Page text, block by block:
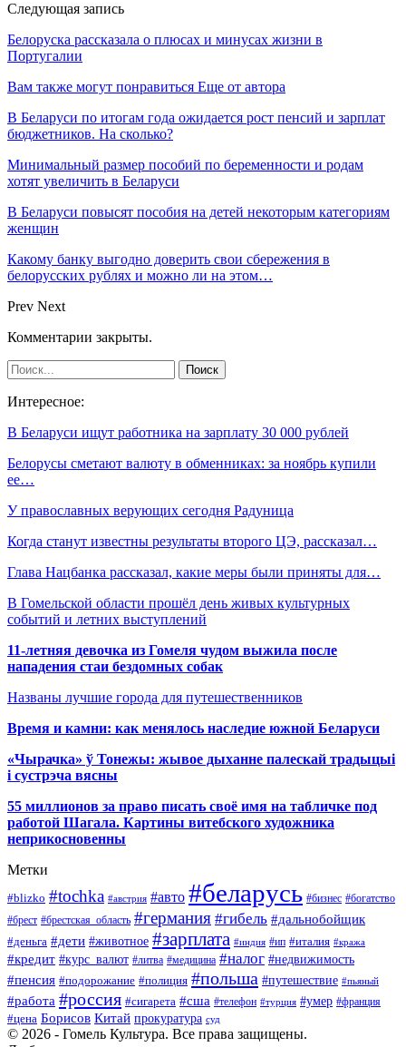
Следующая запись
Белоруска рассказала о плюсах и минусах жизни в
Португалии
Вам также могут понравиться Еще от автора
В Беларуси по итогам года ожидается рост пенсий и зарплат
бюджетников. На сколько?
Минимальный размер пособий по беременности и родам
хотят увеличить в Беларуси
В Беларуси повысят пособия на детей некоторым категориям
женщин
Какому банку выгодно доверить свои сбережения в
белорусских рублях и можно ли на этом…
Prev Next
Комментарии закрыты.
Интересное:
В Беларуси ищут работника на зарплату 30 000 рублей
Белорусы сметают валюту в обменниках: за ноябрь купили
ее…
У православных верующих сегодня Радуница
Когда станут известны результаты второго ЦЭ, рассказал…
Глава Нацбанка рассказал, какие меры были приняты для…
В Гомельской области прошёл день живых культурных
событий и летних выступлений
11-летняя девочка из Гомеля чудом выжила после
нападения стаи бездомных собак
Названы лучшие города для путешественников
Время и камни: как менялось наследие южной Беларуси
«Чырачка» ў Тонежы: жывое дыханне палескай традыцыі
і сустрэча вясны
55 миллионов за право писать своё имя на табличке под
работой Шагала. Картины витебского художника
неприкосновенны
Метки
#blizko #tochka #австрия #авто #беларусь #бизнес #богатство
#брест #брестская_область #германия #гибель #дальнобойщик
#деньга #дети #животное #зарплата #индия #ип #италия #кража
#кредит #курс_валют #литва #медицина #налог #недвижимость
#пенсия #подорожание #полиция #польша #путешествие #пьяный
#работа #россия #сигарета #сша #телефон #турция #умер #франция
#цена Борисов Китай прокуратура суд
© 2026 - Гомель Культура. Все права защищены.